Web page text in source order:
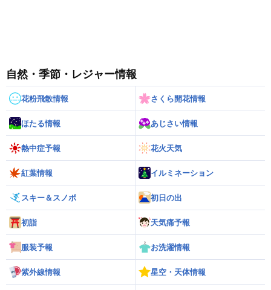
自然・季節・レジャー情報
花粉飛散情報 さくら開花情報
ほたる情報 あじさい情報
熱中症予報 花火天気
紅葉情報 イルミネーション
スキー＆スノボ 初日の出
初詣 天気痛予報
服装予報 お洗濯情報
紫外線情報 星空・天体情報